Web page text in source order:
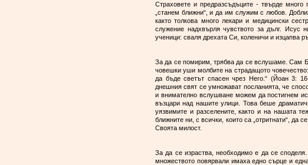
Страховете и предразсъдъците - твърде
„станем ближни“, и да им служим с любов.
както толкова много лекари и медицински
служение надхвърля чувството за дълг. Исус
ученици: сваля дрехата Си, коленичи и изцапва
За да се помирим, трябва да се вслушаме. Сам
човешки уши молбите на страдащото
да бъде светът спасен чрез Него.“ (Йоан 3:
днешния свят се умножават посланията, че
и внимателно вслушване можем да постигнем
възцари над нашите улици. Това беше
уязвимите и разселените, както и на нашата
ближните ни, с всички, които са „отритнати“, да
Своята милост.
За да се израства, необходимо е да се
множеството повярвали имаха едно сърце и